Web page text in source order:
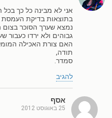
אני לא מבינה כל כך בכל
בתוצאות בדיקת העמסת
נמצא שערך הסוכר בצום
גבוהים ולא ירדו כעבור
האם צורת האכילה
תודה,
סמדר.
להגיב
אסף
25 באוגוסט 2012